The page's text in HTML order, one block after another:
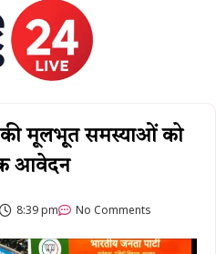
की मूलभूत समस्याओं को
आवेदन
8:39 pm No Comments